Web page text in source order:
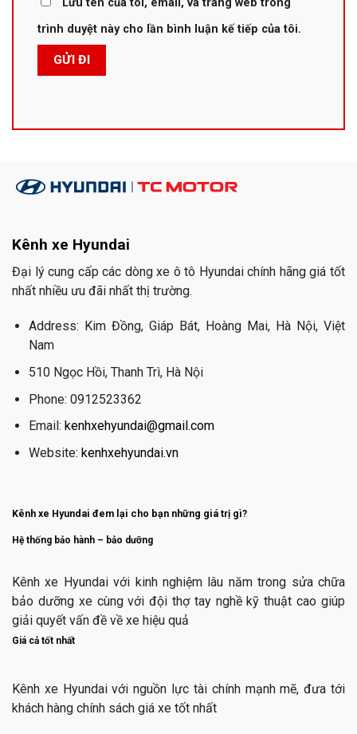
trình duyệt này cho lần bình luận kế tiếp của tôi.
Kênh xe Hyundai
Đại lý cung cấp các dòng xe ô tô Hyundai chính hãng giá tốt
nhất nhiều ưu đãi nhất thị trường.
Address: Kim Đồng, Giáp Bát, Hoàng Mai, Hà Nội, Việt
Nam
510 Ngọc Hồi, Thanh Trì, Hà Nội
Phone: 0912523362
Email: kenhxehyundai@gmail.com
Website: kenhxehyundai.vn
Kênh xe Hyundai đem lại cho bạn những giá trị gì?
Hệ thống bảo hành – bảo dưỡng
Kênh xe Hyundai với kinh nghiệm lâu năm trong sửa chữa
bảo dưỡng xe cùng với đội thợ tay nghề kỹ thuật cao giúp
giải quyết vấn đề về xe hiệu quả
Giá cả tốt nhất
Kênh xe Hyundai với nguồn lực tài chính mạnh mẽ, đưa tới
khách hàng chính sách giá xe tốt nhất